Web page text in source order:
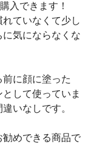
入できます！
ていなくて少し
気にならなくな
に顔に塗った
して使っていま
いなしです。
めできる商品で